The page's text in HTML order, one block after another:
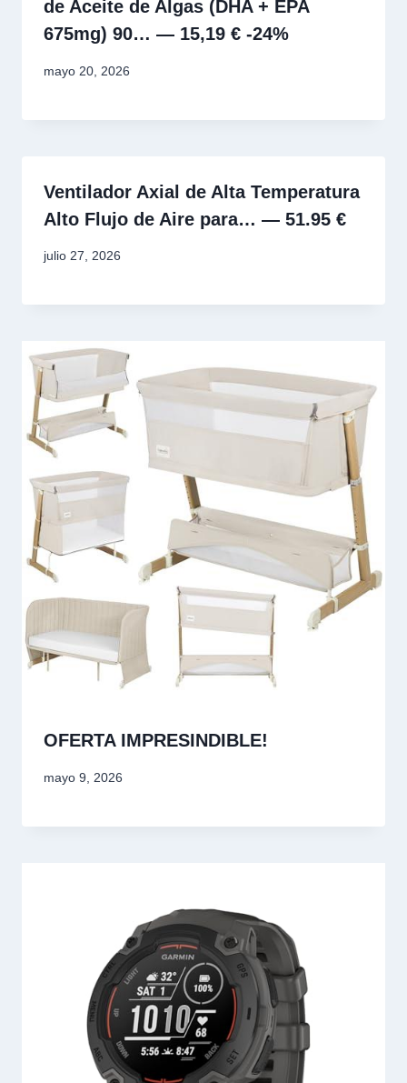
de Aceite de Algas (DHA + EPA
675mg) 90… — 15,19 € -24%
mayo 20, 2026
Ventilador Axial de Alta Temperatura
Alto Flujo de Aire para… — 51.95 €
julio 27, 2026
OFERTA IMPRESINDIBLE!
mayo 9, 2026